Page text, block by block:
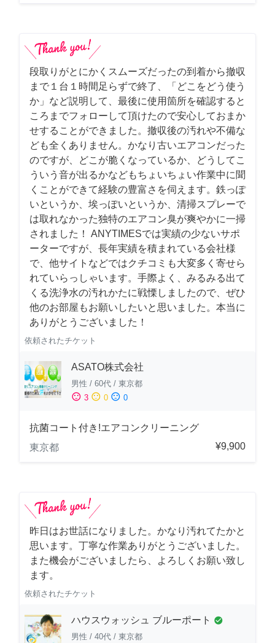
段取りがとにかくスムーズだったの到着から撤収
まで１台１時間足らずで終了、「どこをどう使う
か」など説明して、最後に使用箇所を確認すると
ころまでフォローして頂けたので安心しておまか
せすることができました。撤収後の汚れや不備な
ども全くありません。かなり古いエアコンだった
のですが、どこが脆くなっているか、どうしてこ
ういう音が出るかなどもちょいちょい作業中に聞
くことができて経験の豊富さを伺えます。鉄っぽ
いというか、埃っぽいというか、清掃スプレーで
は取れなかった独特のエアコン臭が爽やかに一掃
されました！ ANYTIMESでは実績の少ないサポ
ーターですが、長年実績を積まれている会社様
で、他サイトなどではクチコミも大変多く寄せら
れていらっしゃいます。手際よく、みるみる出て
くる洗浄水の汚れかたに戦慄しましたので、ぜひ
他のお部屋もお願いしたいと思いました。本当に
ありがとうございました！
依頼されたチケット
ASATO株式会社
男性 / 60代 / 東京都
sentiment_satisfied 3 sentiment_neutral 0 sentiment_dissatisfied 0
抗菌コート付き!エアコンクリーニング
東京都
¥9,900
昨日はお世話になりました。かなり汚れてたかと
思います。丁寧な作業ありがとうございました。
また機会がございましたら、よろしくお願い致し
ます。
依頼されたチケット
ハウスウォッシュ ブルーポート check_circle
男性 / 40代 / 東京都